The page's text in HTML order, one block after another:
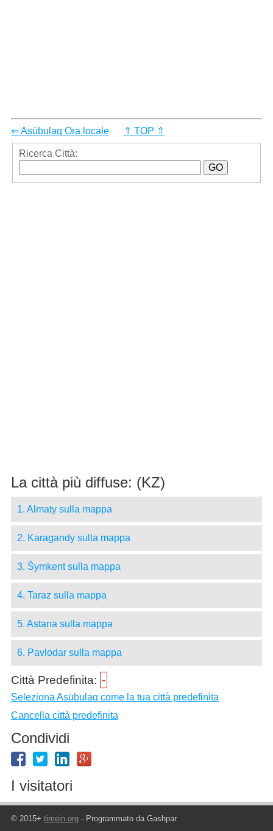
⇐ Asūbulaq Ora locale ⇑ TOP ⇑
Ricerca Città:
La città più diffuse: (KZ)
1. Almaty sulla mappa
2. Karagandy sulla mappa
3. Šymkent sulla mappa
4. Taraz sulla mappa
5. Astana sulla mappa
6. Pavlodar sulla mappa
Città Predefinita: -
Seleziona Asūbulaq come la tua città predefinita
Cancella città predefinita
Condividi
I visitatori
© 2015+ timein.org- Programmato da Gashpar